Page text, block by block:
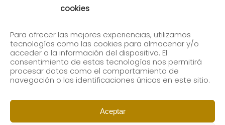
cookies
Para ofrecer las mejores experiencias, utilizamos
tecnologías como las cookies para almacenar y/o
acceder a la información del dispositivo. El
consentimiento de estas tecnologías nos permitirá
procesar datos como el comportamiento de
navegación o las identificaciones únicas en este sitio.
Aceptar
Subscribe to our newsletter to receive our news by
email.